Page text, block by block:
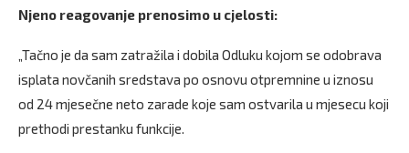
Njeno reagovanje prenosimo u cjelosti:
„Tačno je da sam zatražila i dobila Odluku kojom se odobrava
isplata novčanih sredstava po osnovu otpremnine u iznosu
od 24 mjesečne neto zarade koje sam ostvarila u mjesecu koji
prethodi prestanku funkcije.